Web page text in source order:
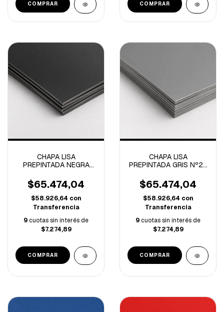
COMPRAR COMPRAR
CHAPA LISA
PREPINTADA NEGRA
$65.474,04
$58.926,64 con
Transferencia
9cuotas sin interés de
$7.274,89
CHAPA LISA
PREPINTADA GRIS Nº25
$65.474,04
$58.926,64 con
Transferencia
9cuotas sin interés de
$7.274,89